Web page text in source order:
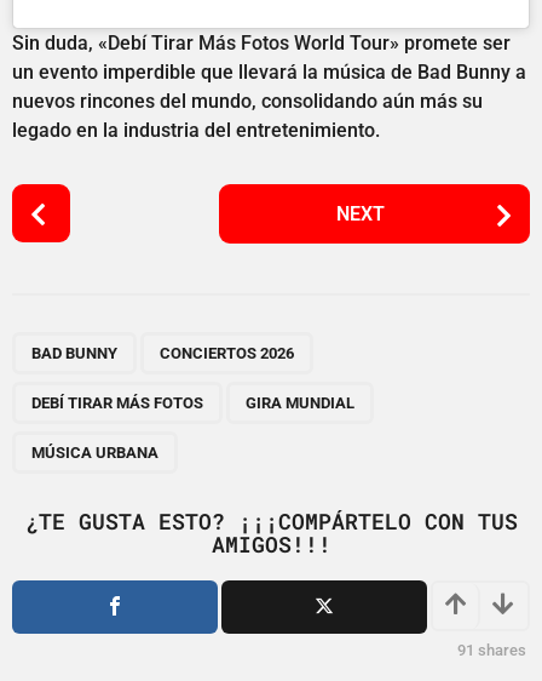
Sin duda, «Debí Tirar Más Fotos World Tour» promete ser
un evento imperdible que llevará la música de Bad Bunny a
nuevos rincones del mundo, consolidando aún más su
legado en la industria del entretenimiento.
P
o
o
NEXT
BAD BUNNY CONCIERTOS 2026
DEBÍ TIRAR MÁS FOTOS GIRA MUNDIAL
MÚSICA URBANA
¿TE GUSTA ESTO? ¡¡¡COMPÁRTELO CON TUS
AMIGOS!!!
91 shares